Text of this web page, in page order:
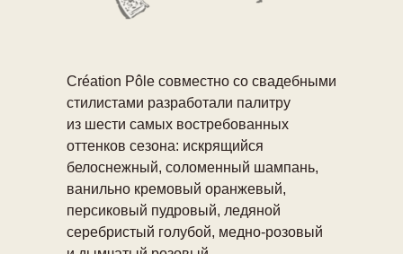
Création Pôle совместно со свадебными
стилистами разработали палитру
из шести самых востребованных
оттенков сезона: искрящийся
белоснежный, соломенный шампань,
ванильно кремовый оранжевый,
персиковый пудровый, ледяной
серебристый голубой, медно-розовый